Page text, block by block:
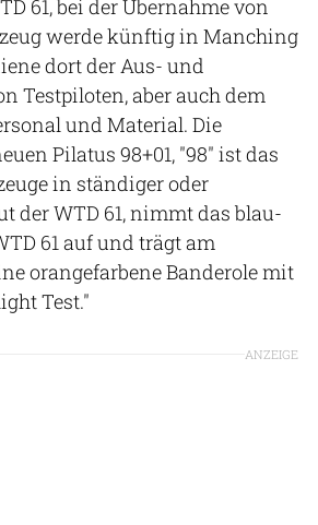
61, bei der Übernahme von
werde künftig in Manching
dort der Aus- und
Testpiloten, aber auch dem
und Material. Die
Pilatus 98+01, "98" ist das
in ständiger oder
der WTD 61, nimmt das blau-
61 auf und trägt am
orangefarbene Banderole mit
Test."
ANZEIGE